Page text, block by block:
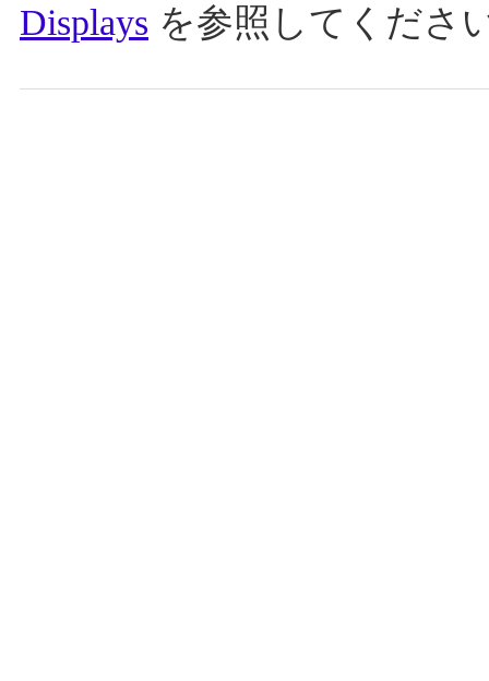
Displays を参照してくださ